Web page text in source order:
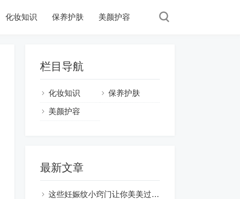
化妆知识 保养护肤 美颜护容
栏目导航
化妆知识 保养护肤
美颜护容
最新文章
这些妊娠纹小窍门让你美美过一天,妊娠纹怎样才能去掉 ！